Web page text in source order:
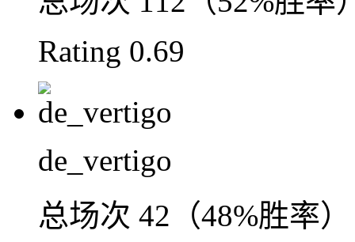
Rating 0.69
de_vertigo
总场次 42（48%胜率）